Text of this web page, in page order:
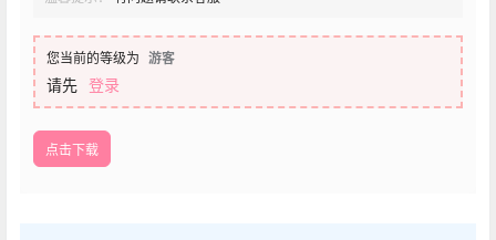
您当前的等级为 游客
请先 登录
点击下载